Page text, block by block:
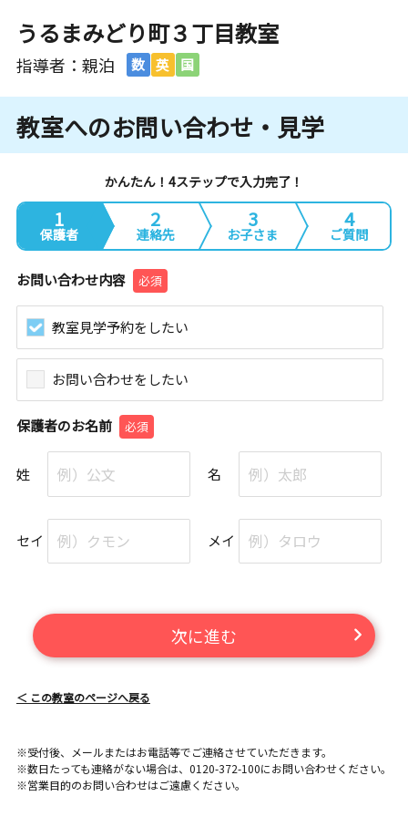
うるまみどり町３丁目教室
指導者：親泊 数 英 国
教室へのお問い合わせ・見学
かんたん！4ステップで入力完了！
1
保護者
2
連絡先
3
お子さま
4
ご質問
お問い合わせ内容 必須
教室見学予約をしたい
お問い合わせをしたい
保護者のお名前 必須
姓 名
セイ メイ
次に進む
＜ この教室のページへ戻る
※受付後、メールまたはお電話等でご連絡させていただきます。
※数日たっても連絡がない場合は、0120-372-100にお問い合わせください。
※営業目的のお問い合わせはご遠慮ください。